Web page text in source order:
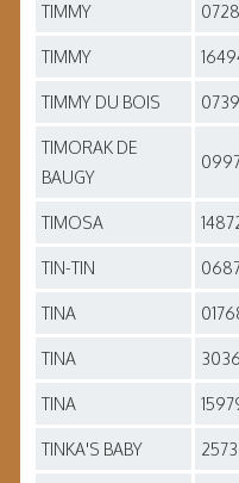
TIMMY
TIMMY
TIMMY DU BOIS
TIMORAK DE
BAUGY
TIMOSA
TIN-TIN
TINA
TINA
TINA
TINKA'S BABY